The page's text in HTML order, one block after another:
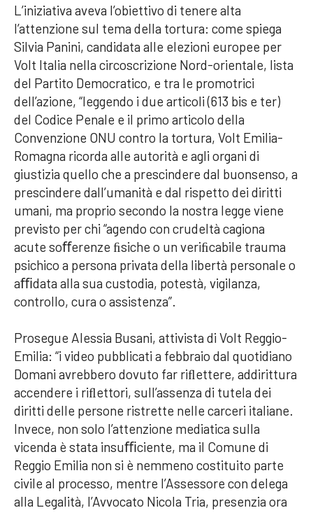
L’iniziativa aveva l’obiettivo di tenere alta
l’attenzione sul tema della tortura: come spiega
Silvia Panini, candidata alle elezioni europee per
Volt Italia nella circoscrizione Nord-orientale, lista
del Partito Democratico, e tra le promotrici
dell’azione, “leggendo i due articoli (613 bis e ter)
del Codice Penale e il primo articolo della
Convenzione ONU contro la tortura, Volt Emilia-
Romagna ricorda alle autorità e agli organi di
giustizia quello che a prescindere dal buonsenso, a
prescindere dall’umanità e dal rispetto dei diritti
umani, ma proprio secondo la nostra legge viene
previsto per chi “agendo con crudeltà cagiona
acute soﬀerenze ﬁsiche o un veriﬁcabile trauma
psichico a persona privata della libertà personale o
aﬃdata alla sua custodia, potestà, vigilanza,
controllo, cura o assistenza”.
Prosegue Alessia Busani, attivista di Volt Reggio-
Emilia: “i video pubblicati a febbraio dal quotidiano
Domani avrebbero dovuto far riﬂettere, addirittura
accendere i riﬂettori, sull’assenza di tutela dei
diritti delle persone ristrette nelle carceri italiane.
Invece, non solo l’attenzione mediatica sulla
vicenda è stata insuﬃciente, ma il Comune di
Reggio Emilia non si è nemmeno costituito parte
civile al processo, mentre l’Assessore con delega
alla Legalità, l’Avvocato Nicola Tria, presenzia ora